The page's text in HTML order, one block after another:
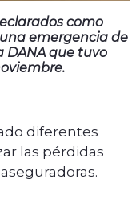
como
emergencia de
DANA que tuvo
diferentes
las pérdidas